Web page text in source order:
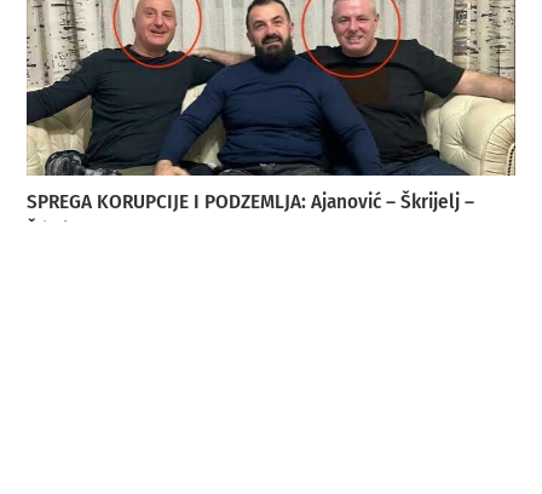
SPREGA KORUPCIJE I PODZEMLJA: Ajanović – Škrijelj –
Ždrale